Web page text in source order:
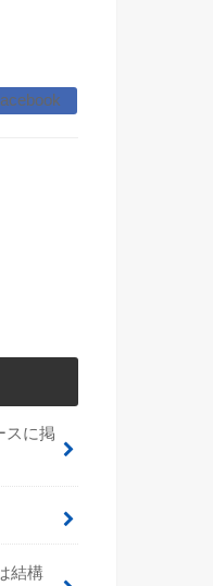
スに掲
結構